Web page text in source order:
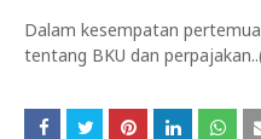
Dalam kesempatan
tentang BKU dan